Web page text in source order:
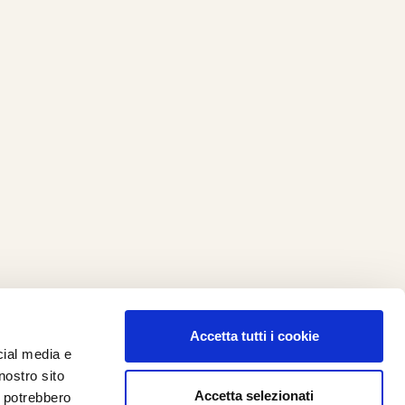
media e
sito
Accetta tutti i cookie
Accetta selezionati
162 srl